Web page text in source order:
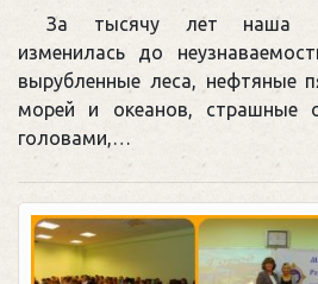
За тысячу лет наша
изменилась до
вырубленные леса, нефтяные
морей и океанов, страшные
головами,…